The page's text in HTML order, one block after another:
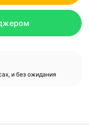
и без ожидания